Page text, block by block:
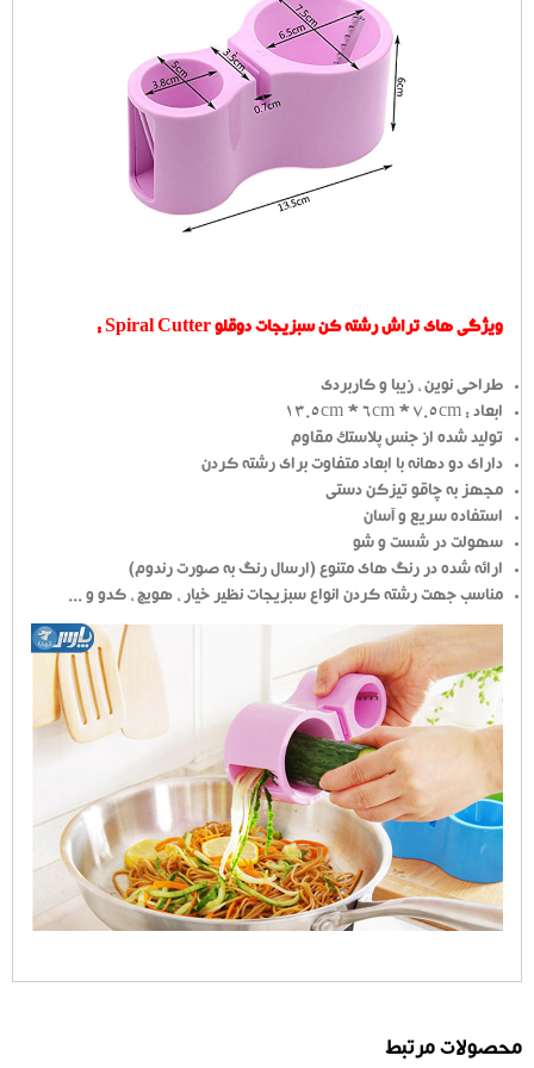
ویژگی های تراش رشته کن سبزیجات دوقلو Spiral Cutter :
طراحی نوین ، زیبا و کاربردی
ابعاد : 13.5cm * 6cm * 7.5cm
تولید شده از جنس پلاستک مقاوم
دارای دو دهانه با ابعاد متفاوت برای رشته کردن
مجهز به چاقو تیزکن دستی
استفاده سریع و آسان
سهولت در شست و شو
ارائه شده در رنگ های متنوع (ارسال رنگ به صورت رندوم)
مناسب جهت رشته کردن انواع سبزیجات نظیر خیار ، هویج ، کدو و ...
محصولات مرتبط